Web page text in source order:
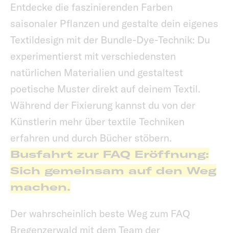
Entdecke die faszinierenden Farben
saisonaler Pflanzen und gestalte dein eigenes
Textildesign mit der Bundle-Dye-Technik: Du
experimentierst mit verschiedensten
natürlichen Materialien und gestaltest
poetische Muster direkt auf deinem Textil.
Während der Fixierung kannst du von der
Künstlerin mehr über textile Techniken
erfahren und durch Bücher stöbern.
Busfahrt zur FAQ Eröffnung:
Sich gemeinsam auf den Weg
machen.
Der wahrscheinlich beste Weg zum FAQ
Bregenzerwald mit dem Team der